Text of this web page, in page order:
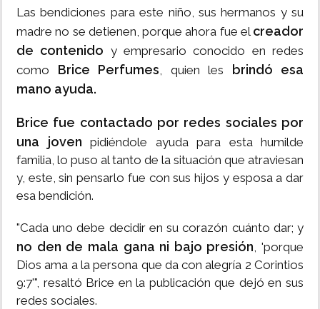
Las bendiciones para este niño, sus hermanos y su
madre no se detienen, porque ahora fue el creador
de contenido y empresario conocido en redes
como Brice Perfumes, quien les
brindó esa
mano ayuda.
Brice fue contactado por redes sociales por
una joven pidiéndole ayuda para esta humilde
familia, lo puso al tanto de la situación que atraviesan
y, este, sin pensarlo fue con sus hijos y esposa a dar
esa bendición.
"Cada uno debe decidir en su corazón cuánto dar; y
no den de mala gana ni bajo presión, 'porque
Dios ama a la persona que da con alegría 2 Corintios
9:7'", resaltó Brice en la publicación que dejó en sus
redes sociales.